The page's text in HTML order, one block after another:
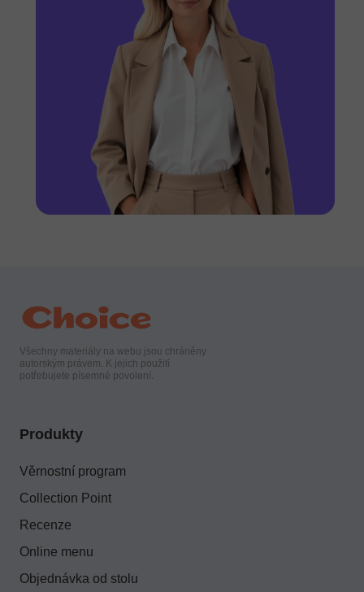
Všechny materiály na webu jsou chráněny
autorským právem. K jejich použití
potřebujete písemné povolení.
Produkty
Věrnostní program
Collection Point
Recenze
Online menu
Objednávka od stolu